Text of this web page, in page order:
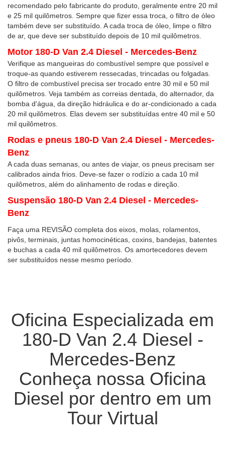
recomendado pelo fabricante do produto, geralmente entre 20 mil
e 25 mil quilômetros. Sempre que fizer essa troca, o filtro de óleo
também deve ser substituído. A cada troca de óleo, limpe o filtro
de ar, que deve ser substituído depois de 10 mil quilômetros.
Motor 180-D Van 2.4 Diesel - Mercedes-Benz
Verifique as mangueiras do combustível sempre que possível e
troque-as quando estiverem ressecadas, trincadas ou folgadas.
O filtro de combustível precisa ser trocado entre 30 mil e 50 mil
quilômetros. Veja também as correias dentada, do alternador, da
bomba d'água, da direção hidráulica e do ar-condicionado a cada
20 mil quilômetros. Elas devem ser substituídas entre 40 mil e 50
mil quilômetros.
Rodas e pneus 180-D Van 2.4 Diesel - Mercedes-
Benz
A cada duas semanas, ou antes de viajar, os pneus precisam ser
calibrados ainda frios. Deve-se fazer o rodízio a cada 10 mil
quilômetros, além do alinhamento de rodas e direção.
Suspensão 180-D Van 2.4 Diesel - Mercedes-
Benz
Faça uma REVISÃO completa dos eixos, molas, rolamentos,
pivôs, terminais, juntas homocinéticas, coxins, bandejas, batentes
e buchas a cada 40 mil quilômetros. Os amortecedores devem
ser substituídos nesse mesmo período.
Oficina Especializada em
180-D Van 2.4 Diesel -
Mercedes-Benz
Conheça nossa Oficina
Diesel por dentro em um
Tour Virtual